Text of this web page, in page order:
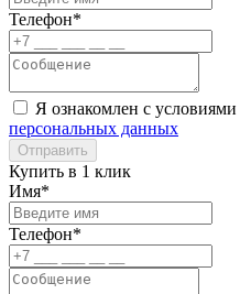
Телефон*
Я ознакомлен с условиями
персональных данных
Отправить
Купить в 1 клик
Имя*
Телефон*